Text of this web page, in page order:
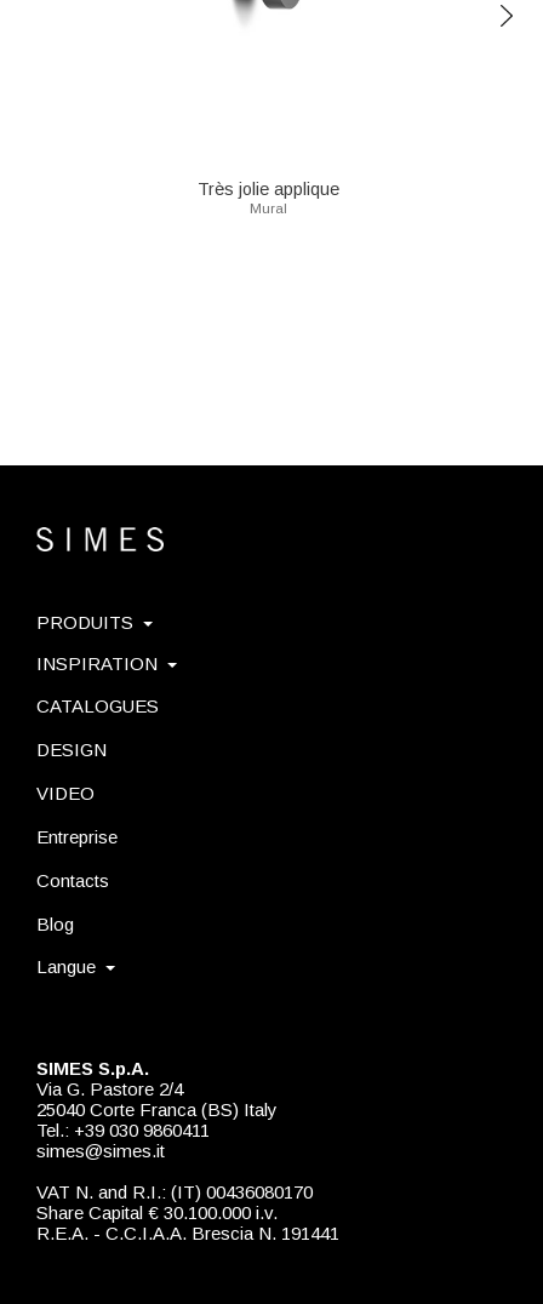
Très jolie applique
Mural
SIMES S.p.A.
Via G. Pastore 2/4
25040 Corte Franca (BS) Italy
Tel.: +39 030 9860411
simes@simes.it
VAT N. and R.I.: (IT) 00436080170
Share Capital € 30.100.000 i.v.
R.E.A. - C.C.I.A.A. Brescia N. 191441
PRODUITS
INSPIRATION
CATALOGUES
DESIGN
VIDEO
Entreprise
Contacts
Blog
Langue